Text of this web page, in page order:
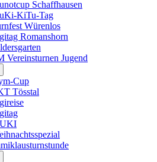
Schaffhausen
KiTu-Tag
Würenlos
Romanshorn
Vereinsturnen Jugend
Cup
Tösstal